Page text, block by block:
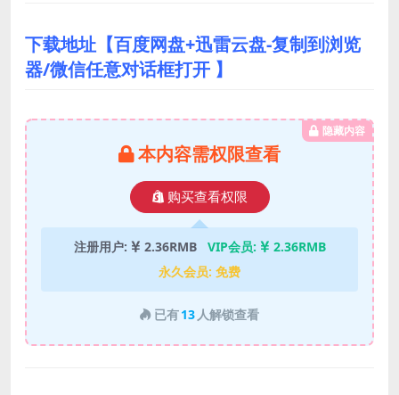
下载地址【百度网盘+迅雷云盘-复制到浏览
器/微信任意对话框打开 】
隐藏内容
本内容需权限查看
购买查看权限
注册用户: 2.36RMB VIP会员:
2.36RMB
永久会员: 免费
已有13 人解锁查看